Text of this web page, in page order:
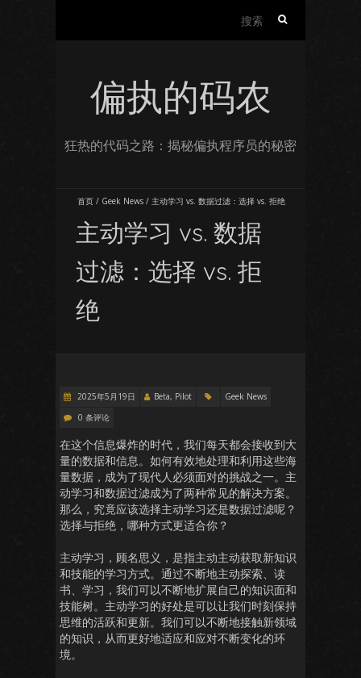
偏执的码农
狂热的代码之路：揭秘偏执程序员的秘密
首页 / Geek News / 主动学习 vs. 数据过滤：选择 vs. 拒绝
主动学习 vs. 数据
过滤：选择 vs. 拒
绝
2025年5月19日 Beta, Pilot
Geek News
0 条评论
在这个信息爆炸的时代，我们每天都会接收到大
量的数据和信息。如何有效地处理和利用这些海
量数据，成为了现代人必须面对的挑战之一。主
动学习和数据过滤成为了两种常见的解决方案。
那么，究竟应该选择主动学习还是数据过滤呢？
选择与拒绝，哪种方式更适合你？
主动学习，顾名思义，是指主动主动获取新知识
和技能的学习方式。通过不断地主动探索、读
书、学习，我们可以不断地扩展自己的知识面和
技能树。主动学习的好处是可以让我们时刻保持
思维的活跃和更新。我们可以不断地接触新领域
的知识，从而更好地适应和应对不断变化的环
境。